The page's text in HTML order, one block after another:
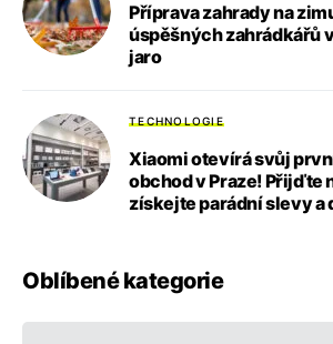
Příprava zahrady na
úspěšných zahrádkářů
jaro
TECHNOLOGIE
Xiaomi otevírá svůj
obchod v Praze! Přijďte
získejte parádní slevy a
Oblíbené kategorie